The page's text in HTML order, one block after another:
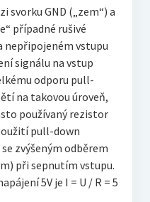
svorku GND („zem“) a
případné rušivé
nepřipojeném vstupu
signálu na vstup
odporu pull-
na takovou úroveň,
používaný rezistor
pull-down
zvýšeným odběrem
při sepnutím vstupu.
5V je I = U / R = 5